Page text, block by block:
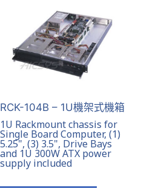
RCK-104B – 1U機架式機箱
1U Rackmount chassis for
Single Board Computer, (1)
5.25", (3) 3.5", Drive Bays
and 1U 300W ATX power
supply included